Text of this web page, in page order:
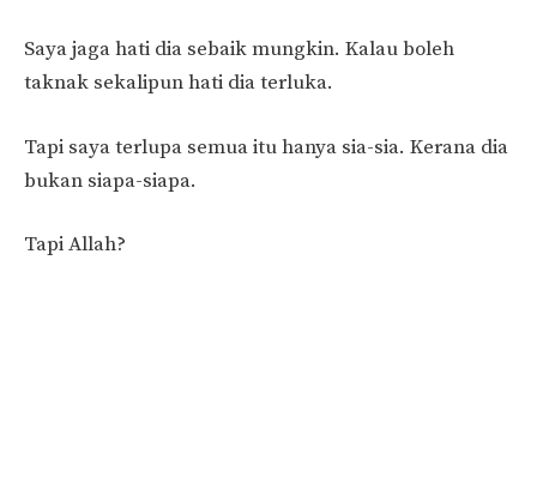
Saya jaga hati dia sebaik mungkin. Kalau boleh
taknak sekalipun hati dia terluka.
Tapi saya terlupa semua itu hanya sia-sia. Kerana dia
bukan siapa-siapa.
Tapi Allah?